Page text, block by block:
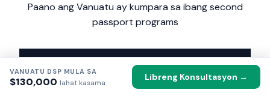
Paano ang Vanuatu ay kumpara sa ibang second
passport programs
MIN.
INVESTMENT
PROCESSING
VANUATU DSP MULA SA
$130,000 lahat kasama
Libreng Konsultasyon →